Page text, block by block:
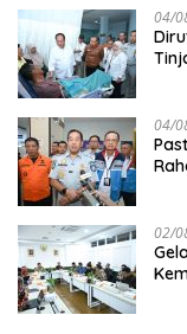
04/
04/
02/